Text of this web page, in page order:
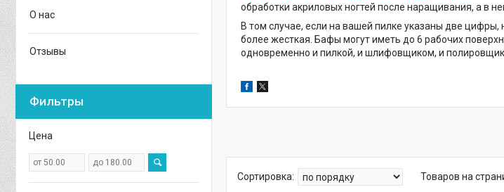
обработки акриловых ногтей после наращивания, а в
В том случае, если на вашей пилке указаны две цифры,
более жесткая. Бафы могут иметь до 6 рабочих
одновременно и пилкой, и шлифовщиком, и
О нас
Отзывы
Фильтры
Цена